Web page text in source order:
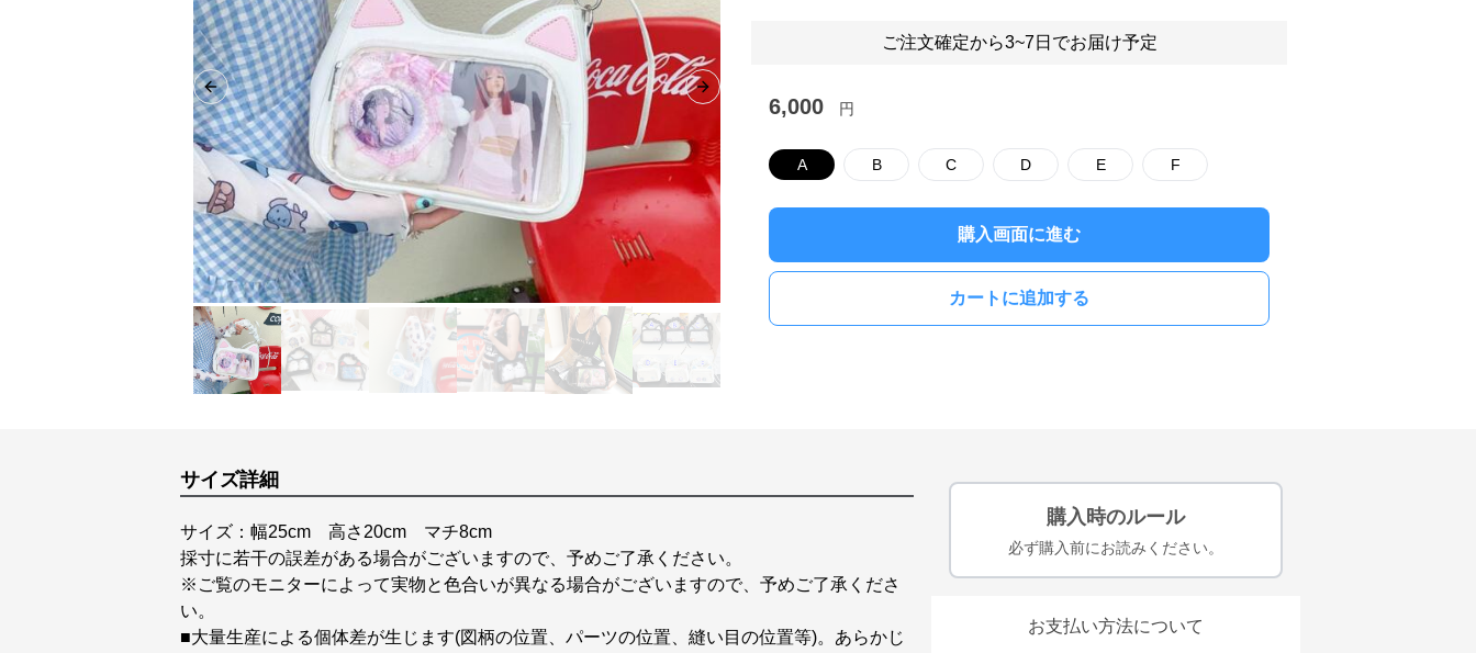
Previous slide Next slide
ご注文確定から3~7日でお届け予定
6,000 円
A B C D E F
購入画面に進む
カートに追加する
サイズ詳細
サイズ：幅25cm 高さ20cm マチ8cm
採寸に若干の誤差がある場合がございますので、予めご了承ください。
※ご覧のモニターによって実物と色合いが異なる場合がございますので、予めご了承くださ
い。
■大量生産による個体差が生じます(図柄の位置、パーツの位置、縫い目の位置等)。あらかじ
購入時のルール
必ず購入前にお読みください。
お支払い方法について